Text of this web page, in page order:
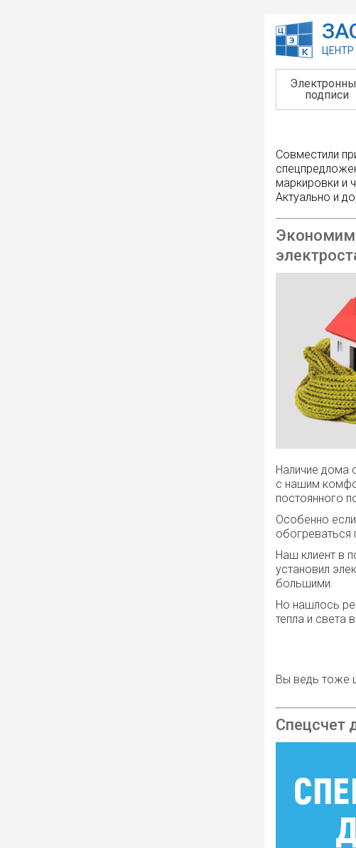
подписи
Совместили
маркировки и
Актуально и
Экономим
Наличие дома
с нашим
постоянного
Особенно
обогреваться
Наш клиент в
установил
большими.
Но нашлось
тепла и света
Вы ведь тоже
Спецсчет